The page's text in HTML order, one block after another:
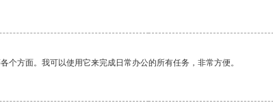
方面。我可以使用它来完成日常办公的所有任务，非常方便。